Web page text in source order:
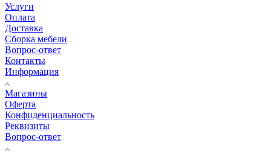
Услуги
Оплата
Доставка
Сборка мебели
Вопрос-ответ
Контакты
Информация
Магазины
Оферта
Конфиденциальность
Реквизиты
Вопрос-ответ